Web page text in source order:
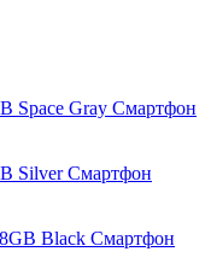
Смартфон
Смартфон
Смартфон